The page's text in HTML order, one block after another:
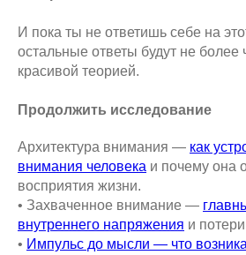
И пока ты не ответишь себе на
остальные ответы будут не более
красивой теорией.
Продолжить исследование
Архитектура внимания — как
внимания человека и почему она
восприятия жизни.
• Захваченное внимание —
внутреннего напряжения и
• Импульс до мысли — что